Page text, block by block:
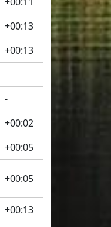
+00:13
+00:13
-
+00:02
+00:05
+00:05
+00:13